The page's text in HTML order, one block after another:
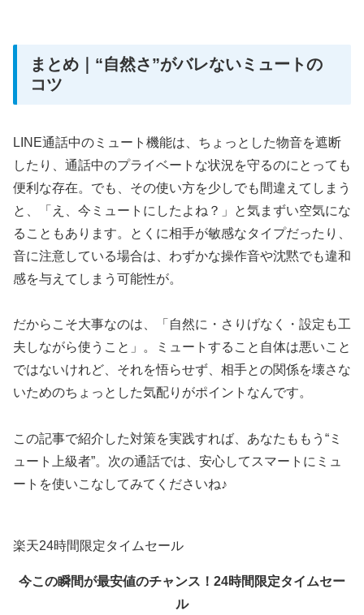
まとめ｜“自然さ”がバレないミュートの
コツ
LINE通話中のミュート機能は、ちょっとした物音を遮断
したり、通話中のプライベートな状況を守るのにとっても
便利な存在。でも、その使い方を少しでも間違えてしまう
と、「え、今ミュートにしたよね？」と気まずい空気にな
ることもあります。とくに相手が敏感なタイプだったり、
音に注意している場合は、わずかな操作音や沈黙でも違和
感を与えてしまう可能性が。
だからこそ大事なのは、「自然に・さりげなく・設定も工
夫しながら使うこと」。ミュートすること自体は悪いこと
ではないけれど、それを悟らせず、相手との関係を壊さな
いためのちょっとした気配りがポイントなんです。
この記事で紹介した対策を実践すれば、あなたももう“ミ
ュート上級者”。次の通話では、安心してスマートにミュ
ートを使いこなしてみてくださいね♪
楽天24時間限定タイムセール
今この瞬間が最安値のチャンス！24時間限定タイムセー
ル